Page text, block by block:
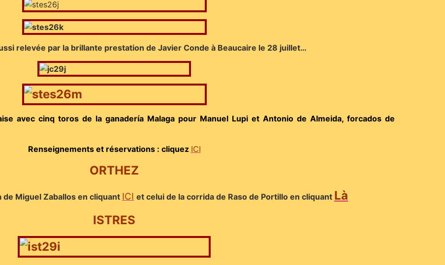
relevée par la brillante prestation de Javier Conde à Beaucaire le 28 juillet…
avec cinq toros de la ganadería Malaga pour Manuel Lupi et Antonio de Almeida, forcados de
Renseignements et réservations : cliquez ICI
ORTHEZ
de Miguel Zaballos en cliquant ICI et celui de la corrida de Raso de Portillo en cliquant Là
ISTRES